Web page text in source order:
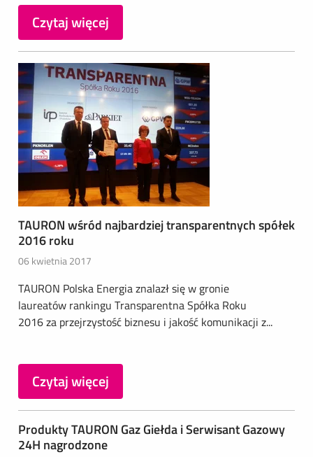
Czytaj więcej
TAURON wśród najbardziej transparentnych spółek
2016 roku
06 kwietnia 2017
TAURON Polska Energia znalazł się w gronie
laureatów rankingu Transparentna Spółka Roku
2016 za przejrzystość biznesu i jakość komunikacji z...
Czytaj więcej
Produkty TAURON Gaz Giełda i Serwisant Gazowy
24H nagrodzone